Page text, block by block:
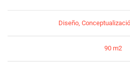
Diseño,
90 m2